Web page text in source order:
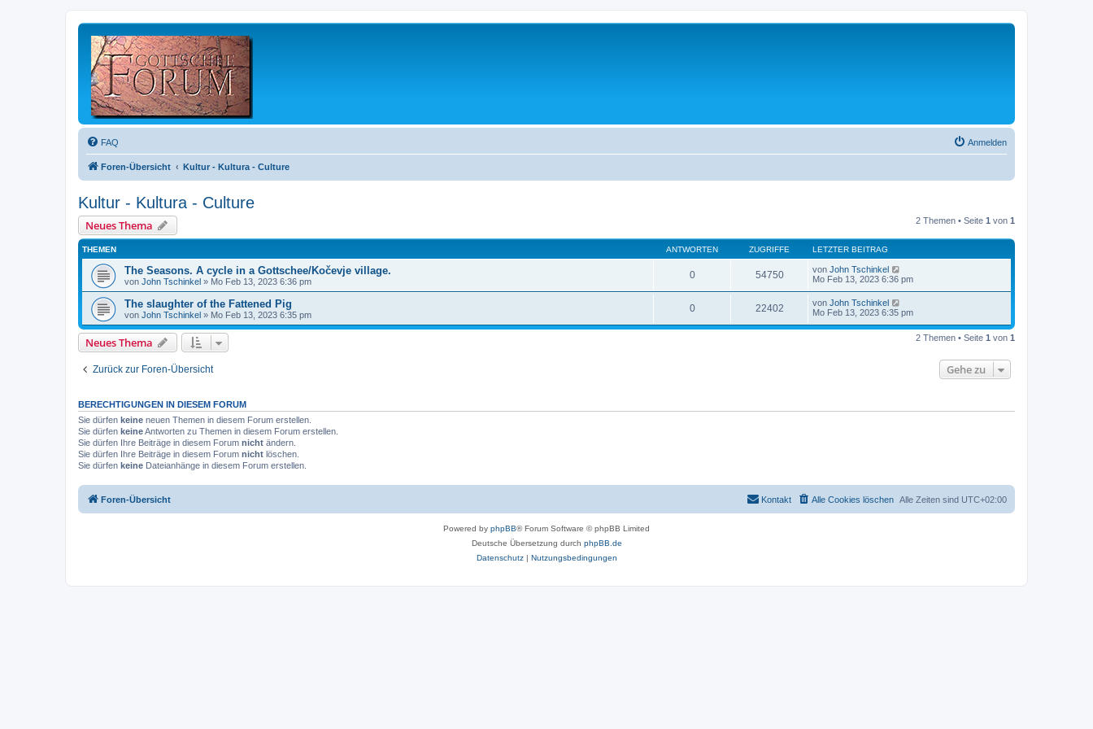
FAQ Anmelden
Foren-Übersicht Kultur - Kultura - Culture
Kultur - Kultura - Culture
Neues Thema 2 Themen • Seite 1 von 1
THEMEN ANTWORTEN ZUGRIFFE LETZTER BEITRAG
The Seasons. A cycle in a Gottschee/Kočevje village.
von John Tschinkel » Mo Feb 13, 2023 6:36 pm
0 54750 von John Tschinkel
Mo Feb 13, 2023 6:36 pm
The slaughter of the Fattened Pig
von John Tschinkel » Mo Feb 13, 2023 6:35 pm
0 22402 von John Tschinkel
Mo Feb 13, 2023 6:35 pm
Neues Thema 2 Themen • Seite 1 von 1
Zurück zur Foren-Übersicht Gehe zu
BERECHTIGUNGEN IN DIESEM FORUM
Sie dürfen keine neuen Themen in diesem Forum erstellen.
Sie dürfen keineAntworten zu Themen in diesem Forum erstellen.
Sie dürfen Ihre Beiträge in diesem Forum nicht ändern.
Sie dürfen Ihre Beiträge in diesem Forum nicht löschen.
Sie dürfen keine Dateianhänge in diesem Forum erstellen.
Foren-Übersicht Alle Zeiten sind UTC+02:00
Alle Cookies löschen
Kontakt
Powered by phpBB® Forum Software © phpBB Limited
Deutsche Übersetzung durch phpBB.de
Datenschutz| Nutzungsbedingungen